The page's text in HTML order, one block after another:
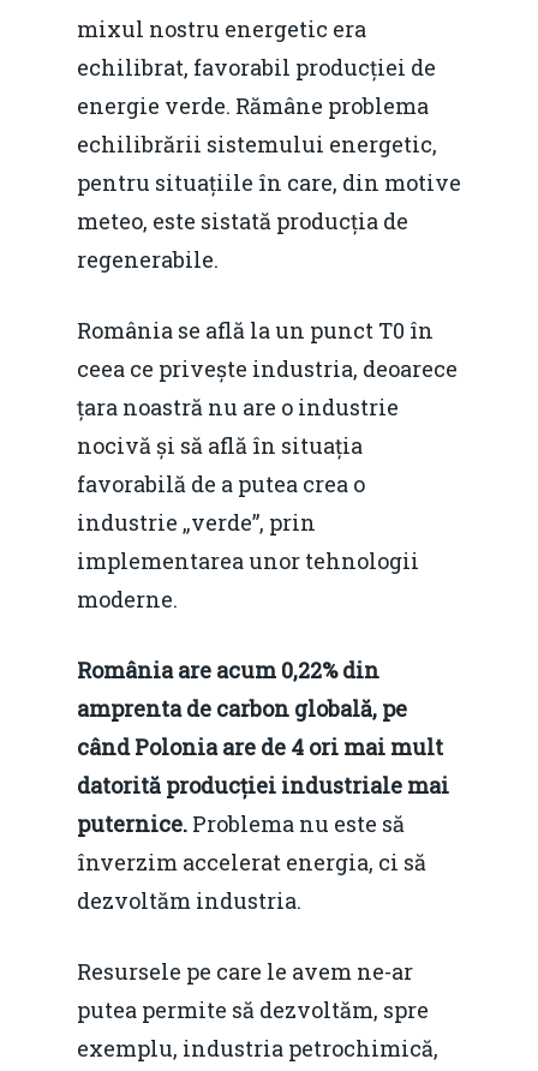
mixul nostru energetic era
echilibrat, favorabil producției de
energie verde. Rămâne problema
echilibrării sistemului energetic,
pentru situațiile în care, din motive
meteo, este sistată producția de
regenerabile.
România se află la un punct T0 în
ceea ce privește industria, deoarece
țara noastră nu are o industrie
nocivă și să află în situația
favorabilă de a putea crea o
industrie „verde”, prin
implementarea unor tehnologii
moderne.
România are acum 0,22% din
amprenta de carbon globală, pe
când Polonia are de 4 ori mai mult
datorită producției industriale mai
puternice. Problema nu este să
înverzim accelerat energia, ci să
dezvoltăm industria.
Resursele pe care le avem ne-ar
putea permite să dezvoltăm, spre
exemplu, industria petrochimică,
predictibilitate,
concurenţă.
Soluții de
IMM
Rolul băncilor în
Redresare vs.
Fiscalitate pentru o
Durabilă
Martie 2016
Mai 2015
Agribusiness
Construcții și
Economie
Video Forum Marea
Piața gazelor naturale:
predictibilitate,
concurență.
Burse pentru
Contact
Daniel Apostol
Email: